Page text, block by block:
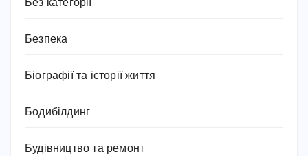
Без категорії
Безпека
Біографії та історії життя
Бодибілдинг
Будівництво та ремонт